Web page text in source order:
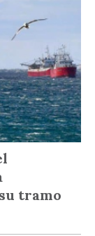
tramo